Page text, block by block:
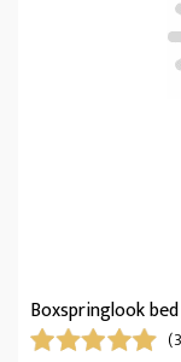
Boxspringlook